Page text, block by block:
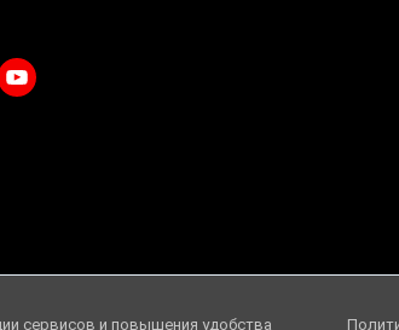
сервисов и повышения удобства